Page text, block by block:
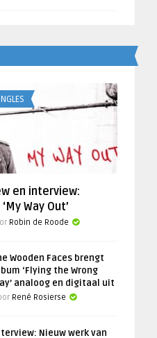
en interview:
Way Out’
Robin de Roode
Wooden Faces brengt
‘Flying the Wrong
analoog en digitaal uit
René Rosierse
Nieuw werk van